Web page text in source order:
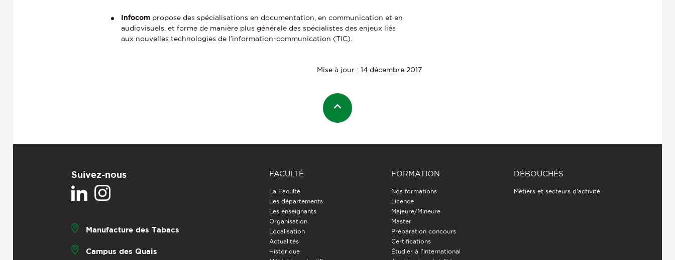
Infocom propose des spécialisations en documentation, en communication et en
audiovisuels, et forme de manière plus générale des spécialistes des enjeux liés
aux nouvelles technologies de l’information-communication (TIC).
Mise à jour : 14 décembre 2017
Suivez-nous
Manufacture des Tabacs
Campus des Quais
FACULTÉ
La Faculté
Les départements
Les enseignants
Organisation
Localisation
Actualités
Historique
FORMATION
Nos formations
Licence
Majeure/Mineure
Master
Préparation concours
Certifications
Étudier à l'international
DÉBOUCHÉS
Métiers et secteurs d'activité